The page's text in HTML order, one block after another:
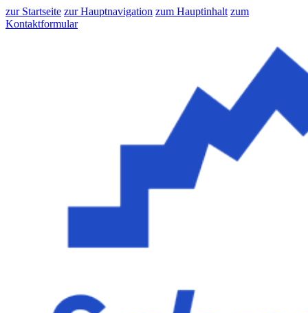
zur Startseite zur Hauptnavigation zum Hauptinhalt zum
Kontaktformular